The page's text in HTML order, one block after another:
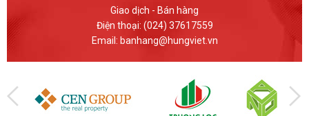
Giao dịch - Bán hàng
Điện thoại: (024) 37617559
Email: banhang@hungviet.vn